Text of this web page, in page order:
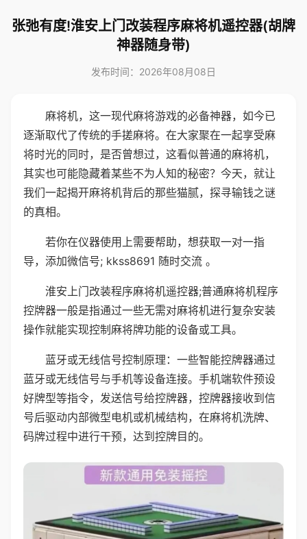
张弛有度!淮安上门改装程序麻将机遥控器(胡牌
神器随身带)
发布时间：2026年08月08日
麻将机，这一现代麻将游戏的必备神器，如今已
逐渐取代了传统的手搓麻将。在大家聚在一起享受麻
将时光的同时，是否曾想过，这看似普通的麻将机，
其实也可能隐藏着某些不为人知的秘密？今天，就让
我们一起揭开麻将机背后的那些猫腻，探寻输钱之谜
的真相。
若你在仪器使用上需要帮助，想获取一对一指
导，添加微信号; kkss8691 随时交流 。
淮安上门改装程序麻将机遥控器;普通麻将机程序
控牌器一般是指通过一些无需对麻将机进行复杂安装
操作就能实现控制麻将牌功能的设备或工具。
蓝牙或无线信号控制原理：一些智能控牌器通过
蓝牙或无线信号与手机等设备连接。手机端软件预设
好牌型等指令，发送信号给控牌器，控牌器接收到信
号后驱动内部微型电机或机械结构，在麻将机洗牌、
码牌过程中进行干预，达到控牌目的。